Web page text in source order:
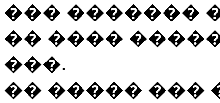
��� �������
�� ����
���.
�� ����� ���